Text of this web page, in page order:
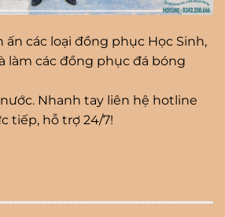
các loại đồng phục Học Sinh,
làm các đồng phục đá bóng
Nhanh tay liên hệ hotline
tiếp, hỗ trợ 24/7!